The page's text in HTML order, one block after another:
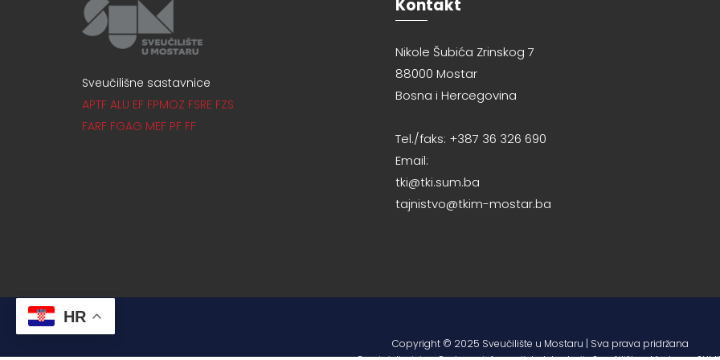
Sveučilišne sastavnice
APTF ALU EF FPMOZ FSRE FZS
FARF FGAG MEF PF FF
Kontakt
Nikole Šubića Zrinskog 7
88000 Mostar
Bosna i Hercegovina
Tel./faks: +387 36 326 690
Email:
tki@tki.sum.ba
tajnistvo@tkim-mostar.ba
Copyright © 2025 Sveučilište u Mostaru | Sva prava pridržana
HR